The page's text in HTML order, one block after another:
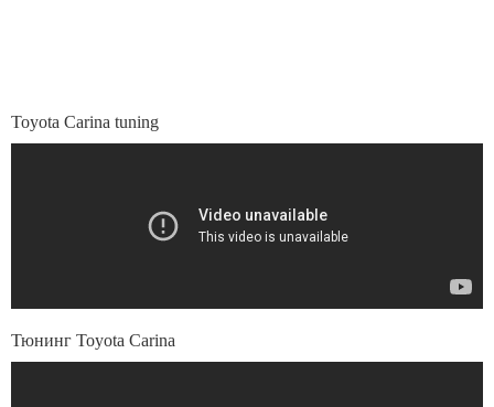
Toyota Carina tuning
Тюнинг Toyota Carina